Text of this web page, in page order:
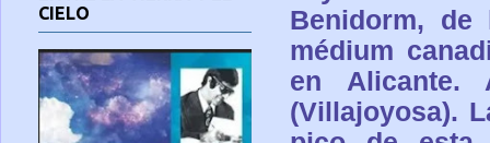
Benidorm,
médium
en Alicante.
(Villajoyosa).
CIELO